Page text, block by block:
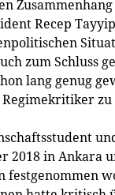
Recep
zum Schluss
lang genug
Regimekritiker zu
2018 in Ankara